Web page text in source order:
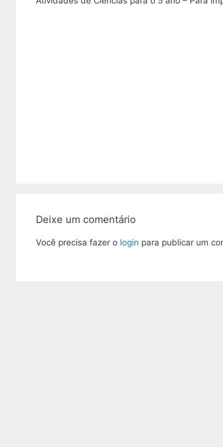
Deixe um comentário
Você precisa fazer o login para publicar um